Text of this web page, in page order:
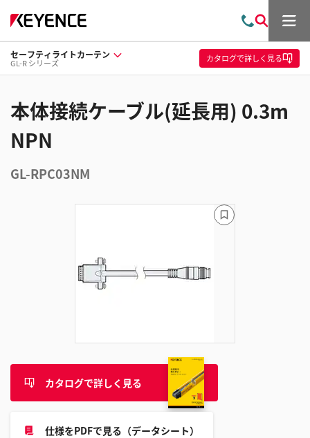
問
い
合
わ
索
メ
ュ
ー
セーフティライトカーテン
GL-R シリーズ カタログで詳しく見る
本体接続ケーブル(延長用) 0.3m
NPN
GL-RPC03NM
カタログで詳しく見る
仕様をPDFで見る（データシート）
ブ
ッ